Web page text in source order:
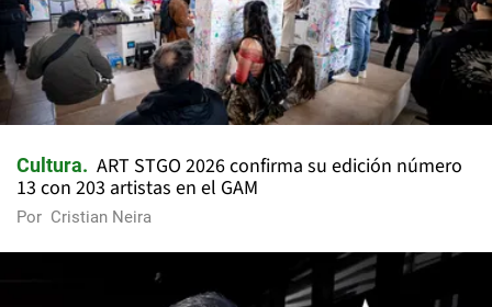
Cultura
ART STGO 2026 confirma su edición número
13 con 203 artistas en el GAM
Por Cristian Neira